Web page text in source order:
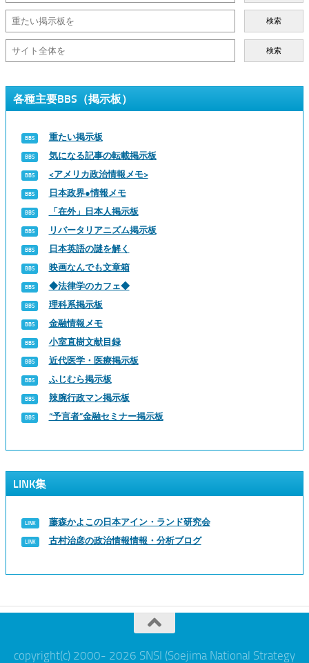
検索
検索
各種主要BBS（掲示板）
重たい掲示板
気になる記事の転載掲示板
<アメリカ政治情報メモ>
日本政界●情報メモ
「在外」日本人掲示板
リバータリアニズム掲示板
日本英語の謎を解く
映画なんでも文章箱
◆法律学のカフェ◆
理科系掲示板
金融情報メモ
小室直樹文献目録
近代医学・医療掲示板
ふじむら掲示板
辣腕行政マン掲示板
“予言者”金融セミナー掲示板
LINK集
藤森かよこの日本アイン・ランド研究会
古村治彦の政治情報情報・分析ブログ
copyright(c) 2000- 2026 SNSI (Soejima National Strategy